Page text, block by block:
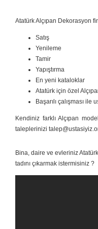
Atatürk Alçıpan Dekorasyon
Satış
Yenileme
Tamir
Yapıştırma
En yeni kataloklar
Atatürk için özel
Başarılı çalışması ile
Kendiniz farklı Alçıpan
taleplerinizi
Bina, daire ve evleriniz
tadını çıkarmak istermisiniz ?